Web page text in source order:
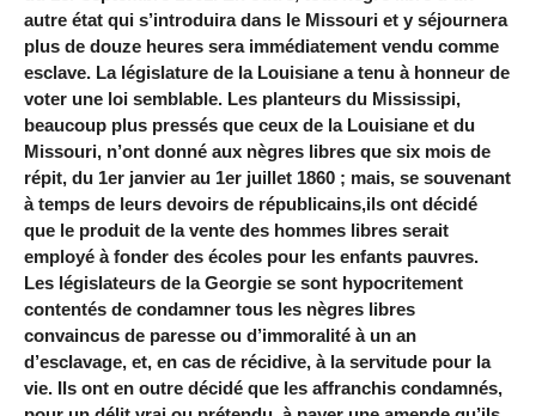
autre état qui s’introduira dans le Missouri et y séjournera
plus de douze heures sera immédiatement vendu comme
esclave. La législature de la Louisiane a tenu à honneur de
voter une loi semblable. Les planteurs du Mississipi,
beaucoup plus pressés que ceux de la Louisiane et du
Missouri, n’ont donné aux nègres libres que six mois de
répit, du 1er janvier au 1er juillet 1860 ; mais, se souvenant
à temps de leurs devoirs de républicains,ils ont décidé
que le produit de la vente des hommes libres serait
employé à fonder des écoles pour les enfants pauvres.
Les législateurs de la Georgie se sont hypocritement
contentés de condamner tous les nègres libres
convaincus de paresse ou d’immoralité à un an
d’esclavage, et, en cas de récidive, à la servitude pour la
vie. Ils ont en outre décidé que les affranchis condamnés,